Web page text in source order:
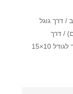
/ דרך גוגל
/ דרך
(וואטסאפ מתאפשר להדפסים עד לגודל 10×15